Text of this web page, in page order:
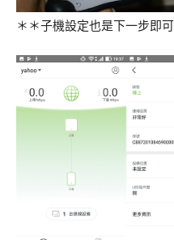
＊＊子機設定也是下一步即可